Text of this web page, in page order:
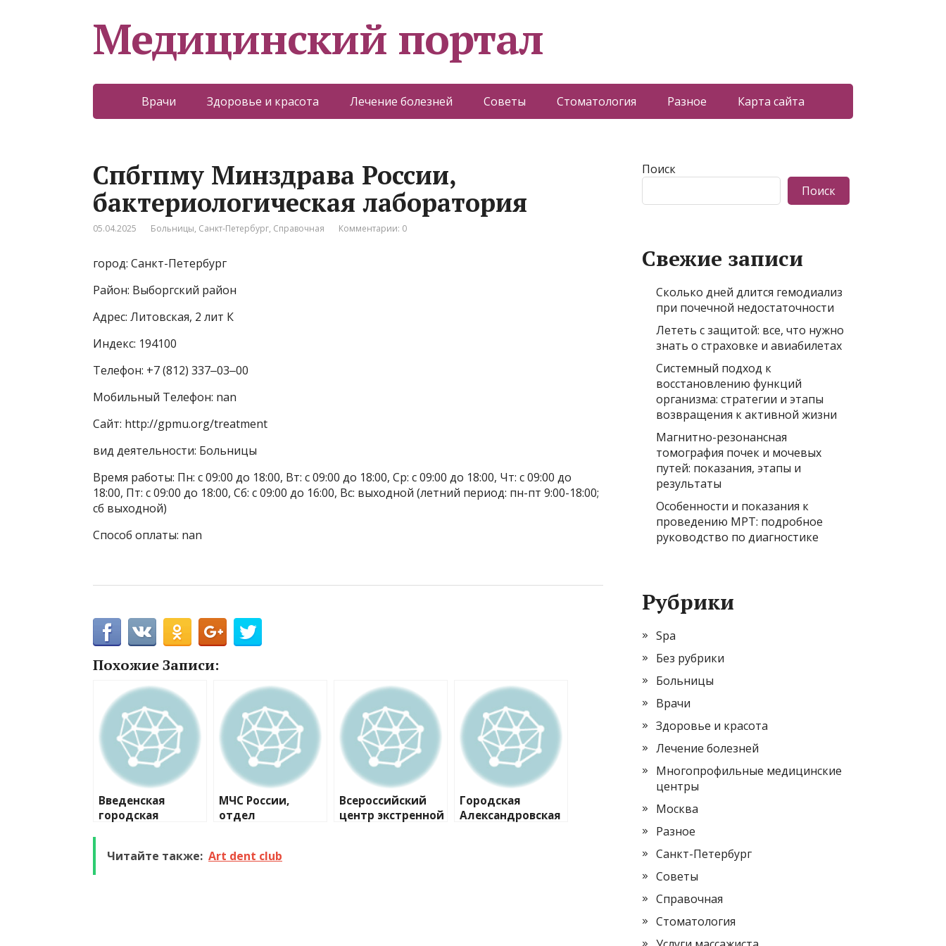
Медицинский портал
Врачи Здоровье и красота Лечение болезней Советы Стоматология Разное Карта сайта
Спбгпму Минздрава России,
бактериологическая лаборатория
05.04.2025 Больницы, Санкт-Петербург, Справочная Комментарии: 0
город: Санкт-Петербург
Район: Выборгский район
Адрес: Литовская, 2 лит К
Индекс: 194100
Телефон: +7 (812) 337‒03‒00
Мобильный Телефон: nan
Сайт: http://gpmu.org/treatment
вид деятельности: Больницы
Время работы: Пн: с 09:00 до 18:00, Вт: с 09:00 до 18:00, Ср: с 09:00 до 18:00, Чт: с 09:00 до
18:00, Пт: с 09:00 до 18:00, Сб: с 09:00 до 16:00, Вс: выходной (летний период: пн-пт 9:00-18:00;
сб выходной)
Способ оплаты: nan
Похожие Записи:
Введенская
городская
кабинет
МЧС России,
отдел
Всероссийский
центр экстренной
Городская
Александровская
Читайте также: Art dent club
Поиск
Поиск
Свежие записи
Сколько дней длится гемодиализ
при почечной недостаточности
Лететь с защитой: все, что нужно
знать о страховке и авиабилетах
Системный подход к
восстановлению функций
организма: стратегии и этапы
возвращения к активной жизни
Магнитно-резонансная
томография почек и мочевых
путей: показания, этапы и
результаты
Особенности и показания к
проведению МРТ: подробное
руководство по диагностике
Рубрики
Spa
Без рубрики
Больницы
Врачи
Здоровье и красота
Лечение болезней
Многопрофильные медицинские
центры
Москва
Разное
Санкт-Петербург
Советы
Справочная
Стоматология